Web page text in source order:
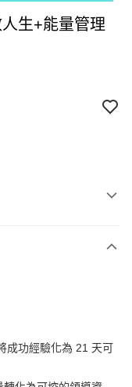
生+能量管理
成功經驗化為 21 天可